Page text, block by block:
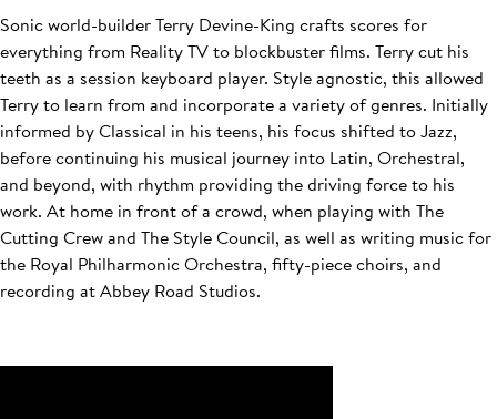
Sonic world-builder Terry Devine-King crafts scores for
everything from Reality TV to blockbuster films. Terry cut his
teeth as a session keyboard player. Style agnostic, this allowed
Terry to learn from and incorporate a variety of genres. Initially
informed by Classical in his teens, his focus shifted to Jazz,
before continuing his musical journey into Latin, Orchestral,
and beyond, with rhythm providing the driving force to his
work. At home in front of a crowd, when playing with The
Cutting Crew and The Style Council, as well as writing music for
the Royal Philharmonic Orchestra, fifty-piece choirs, and
recording at Abbey Road Studios.